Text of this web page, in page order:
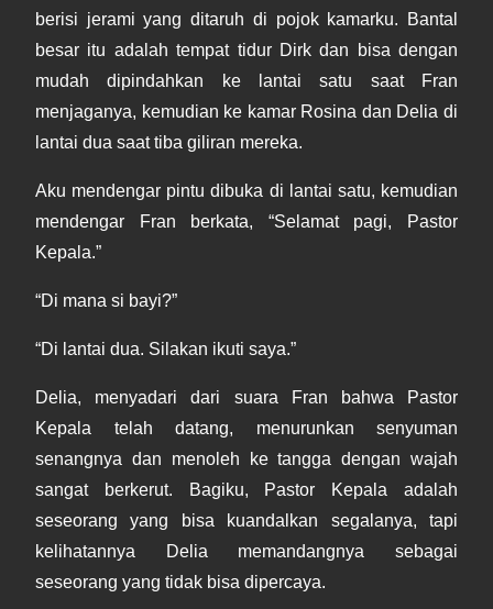
berisi jerami yang ditaruh di pojok kamarku. Bantal
besar itu adalah tempat tidur Dirk dan bisa dengan
mudah dipindahkan ke lantai satu saat Fran
menjaganya, kemudian ke kamar Rosina dan Delia di
lantai dua saat tiba giliran mereka.
Aku mendengar pintu dibuka di lantai satu, kemudian
mendengar Fran berkata, “Selamat pagi, Pastor
Kepala.”
“Di mana si bayi?”
“Di lantai dua. Silakan ikuti saya.”
Delia, menyadari dari suara Fran bahwa Pastor
Kepala telah datang, menurunkan senyuman
senangnya dan menoleh ke tangga dengan wajah
sangat berkerut. Bagiku, Pastor Kepala adalah
seseorang yang bisa kuandalkan segalanya, tapi
kelihatannya Delia memandangnya sebagai
seseorang yang tidak bisa dipercaya.